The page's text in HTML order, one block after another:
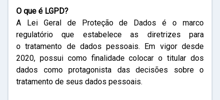
O que é LGPD?
A Lei Geral de Proteção de Dados é o marco
regulatório que estabelece as diretrizes para
o tratamento de dados pessoais. Em vigor desde
2020, possui como finalidade colocar o titular dos
dados como protagonista das decisões sobre o
tratamento de seus dados pessoais.